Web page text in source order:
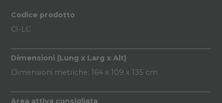
Codice prodotto
CI-LC
Dimensioni (Lung x Larg x Alt)
Dimensioni metriche: 164 x 109 x 135 cm
Area attiva consigliata